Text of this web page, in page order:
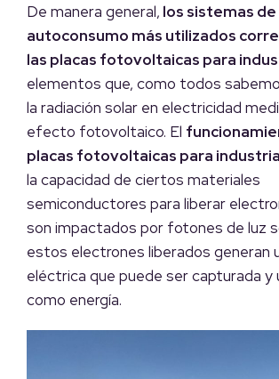
De manera general, los sistemas de
autoconsumo más utilizados
las placas fotovoltaicas para
elementos que, como todos
la radiación solar en electricidad
efecto fotovoltaico. El
placas fotovoltaicas para industria
la capacidad de ciertos materiales
semiconductores para liberar
son impactados por fotones de luz
estos electrones liberados generan
eléctrica que puede ser capturada y
como energía.